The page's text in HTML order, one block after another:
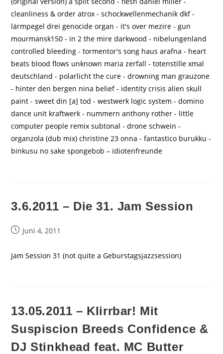
cleanliness & order atrox - schockwellenmechanik dkf -
lärmpegel drei genocide organ - it's over mezire - gun
mourmansk150 - in 2 the mire darkwood - nibelungenland
controlled bleeding - tormentor's song haus arafna - heart
beats blood flows unknown maria zerfall - totenstille xmal
deutschland - polarlicht the cure - drowning man grauzone
- hinter den bergen nina belief - identity crisis alien skull
paint - sweet din [a] tod - westwerk logic system - domino
dance unit kraftwerk - nummern anthony rother - little
computer people remix subtonal - drone schwein -
organzola (dub mix) christine 23 onna - fantastico burukku -
binkusu no sake spongebob – idiotenfreunde
3.6.2011 – Die 31. Jam Session
BeitragJuni 4, 2011
Jam Session 31 (not quite a Geburstagsjazzsession)
13.05.2011 – Klirrbar! Mit
Suspiscion Breeds Confidence &
DJ Stinkhead feat. MC Butter